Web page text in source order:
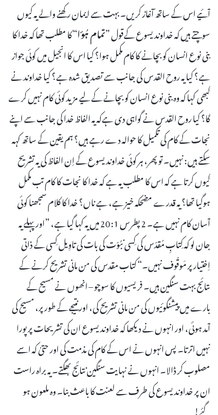
آئیے اس کے ساتھ آغاز کریں۔ بہت سے ایمان رکھنے والے یہ کیوں
سوچتے ہیں کہ خداوند یسوع کےقول ”تمام ہُؤا“ کا مطلب تھا کہ خدا کا
بنی نوع انسان کو بچانے کا کام مکمل ہوا؟ کیا اس کا انجیل میں کوئی جواز
ہے؟ کیا یہ روح القدس کی جانب سے تصدیق شدہ ہے؟ کیا خداوند نے
کبھی کہا کہ وہ بنی نوع انسان کو بچانے کے لیے مزید کوئی کام نہیں کرے
گا؟ کیا روح القدس نے گواہی دی ہےکہ یہ الفاظ خدا کی جانب سے اپنے
نجات کے کام کی تکمیل کا حوالہ دے رہے ہیں؟ ہم یقین کے ساتھ کہہ
سکتے ہیں: نہیں۔ تو پھر، ہر کوئی خداوند یسوع کے اِن الفاظ کی یہ تشریح
کیوں کرتا ہے کہ اس کا مطلب یہ ہے کہ خدا کا نجات کا کام تب مکمل
ہوگیا تھا؟ یہ قدرے مضحکہ خیز ہے، ہے ناں؟ خدا کا کلام سمجھنا کوئی
آسان کام نہیں ہے۔ 2 پطرس 1: 20 میں یہ کہا گیا ہے، ”اور پہلے یہ
جان لو کہ کِتابِ مُقدّس کی کِسی نبُوّت کی بات کی تاوِیل کِسی کے ذاتی
اِختیار پر مَوقُوف نہیں۔“ کتاب مقدس کی من مانی تشریح کرنے کے
نتائج بہت سنگین ہیں۔ فریسیوں کا سوچو – انھوں نے مسیح کے
بارے میں پیشنگوئیوں کی من مانی تشریح کی، اور نتیجے کے طور پر، مسیح کی
آمد ہوئی، اور انہوں نے دیکھا کہ خداوند یسوع ان کی تشریحات پر پورا
نہیں اترتا۔ پس انہوں نے اس کے کام کی مذمت کی اور حتیٰ کہ اسے
مصلوب کر ڈالا۔ انہوں نے نہایت سنگین نتائج بھگتے۔ یہ براہ راست
ان پر خداوند یسوع کی طرف سے لعنت کا باعث بنا۔ وہ ملعون ہو
گئے!